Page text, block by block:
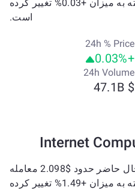
می‌شود و طی هفت روز گذشته به میزان +0.03% تغییر کرده
است.
24h % Price
+0.03%
24h Volume
$ 47.1B
Internet Computer در حال حاضر حدود $2.098 معامله
می‌شود و طی هفت روز گذشته به میزان +1.49% تغییر کرده